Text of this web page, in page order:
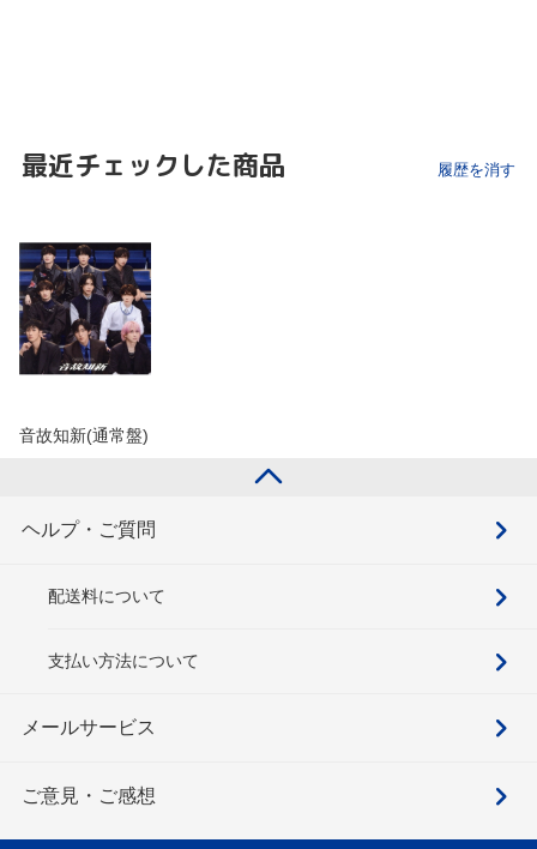
最近チェックした商品 履歴を消す
音故知新(通常盤)
ヘルプ・ご質問
配送料について
支払い方法について
メールサービス
ご意見・ご感想